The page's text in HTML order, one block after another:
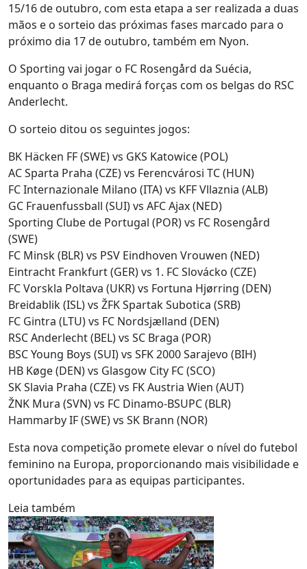
15/16 de outubro, com esta etapa a ser realizada a duas
mãos e o sorteio das próximas fases marcado para o
próximo dia 17 de outubro, também em Nyon.
O Sporting vai jogar o FC Rosengård da Suécia,
enquanto o Braga medirá forças com os belgas do RSC
Anderlecht.
O sorteio ditou os seguintes jogos:
BK Häcken FF (SWE) vs GKS Katowice (POL)
AC Sparta Praha (CZE) vs Ferencvárosi TC (HUN)
FC Internazionale Milano (ITA) vs KFF Vllaznia (ALB)
GC Frauenfussball (SUI) vs AFC Ajax (NED)
Sporting Clube de Portugal (POR) vs FC Rosengård
(SWE)
FC Minsk (BLR) vs PSV Eindhoven Vrouwen (NED)
Eintracht Frankfurt (GER) vs 1. FC Slovácko (CZE)
FC Vorskla Poltava (UKR) vs Fortuna Hjørring (DEN)
Breidablik (ISL) vs ŽFK Spartak Subotica (SRB)
FC Gintra (LTU) vs FC Nordsjælland (DEN)
RSC Anderlecht (BEL) vs SC Braga (POR)
BSC Young Boys (SUI) vs SFK 2000 Sarajevo (BIH)
HB Køge (DEN) vs Glasgow City FC (SCO)
SK Slavia Praha (CZE) vs FK Austria Wien (AUT)
ŽNK Mura (SVN) vs FC Dinamo-BSUPC (BLR)
Hammarby IF (SWE) vs SK Brann (NOR)
Esta nova competição promete elevar o nível do futebol
feminino na Europa, proporcionando mais visibilidade e
oportunidades para as equipas participantes.
Leia também